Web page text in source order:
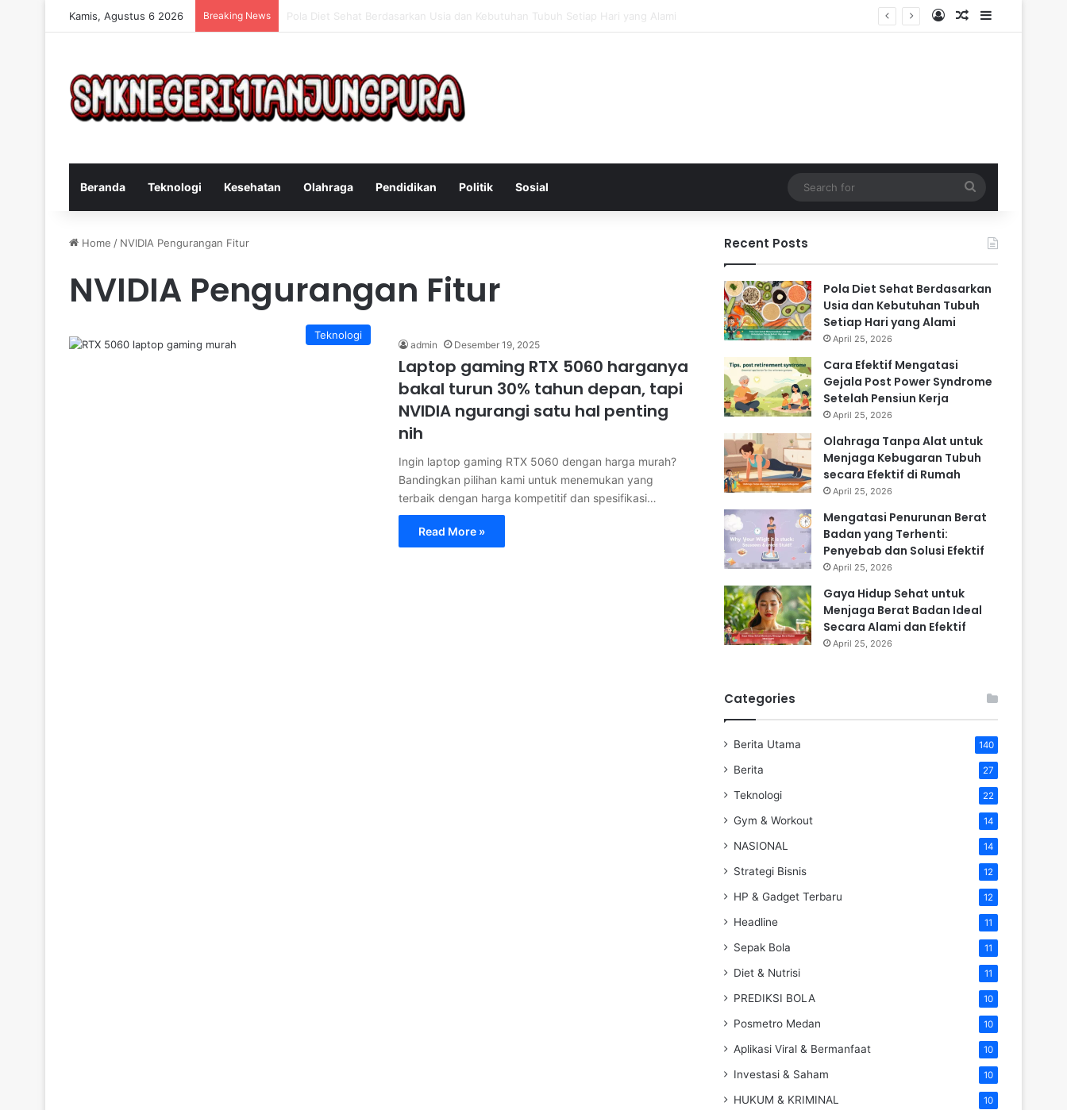
Kamis, Agustus 6 2026 Breaking News Cara Efektif Mengatasi Gejala Post Power Syndrome Setelah Pensiun Kerja Log InRandom Article
Sidebar
Beranda Teknologi Kesehatan Olahraga Pendidikan Politik Sosial
for
Home / NVIDIA Pengurangan Fitur
NVIDIA Pengurangan Fitur
Teknologi
admin Desember 19, 2025
Laptop gaming RTX 5060 harganya
bakal turun 30% tahun depan, tapi
NVIDIA ngurangi satu hal penting
nih
Ingin laptop gaming RTX 5060 dengan harga murah?
Bandingkan pilihan kami untuk menemukan yang
terbaik dengan harga kompetitif dan spesifikasi…
Read More »
Recent Posts
Pola Diet Sehat Berdasarkan
Usia dan Kebutuhan Tubuh
Setiap Hari yang Alami
April 25, 2026
Cara Efektif Mengatasi
Gejala Post Power Syndrome
Setelah Pensiun Kerja
April 25, 2026
Olahraga Tanpa Alat untuk
Menjaga Kebugaran Tubuh
secara Efektif di Rumah
April 25, 2026
Mengatasi Penurunan Berat
Badan yang Terhenti:
Penyebab dan Solusi Efektif
April 25, 2026
Gaya Hidup Sehat untuk
Menjaga Berat Badan Ideal
Secara Alami dan Efektif
April 25, 2026
Categories
Berita Utama 140
Berita 27
Teknologi 22
Gym & Workout 14
NASIONAL 14
Strategi Bisnis 12
HP & Gadget Terbaru 12
Headline 11
Sepak Bola 11
Diet & Nutrisi 11
PREDIKSI BOLA 10
Posmetro Medan 10
Aplikasi Viral & Bermanfaat 10
Investasi & Saham 10
HUKUM & KRIMINAL 10